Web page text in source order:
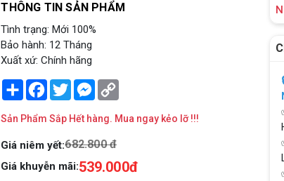
THÔNG TIN SẢN PHẨM
Tình trạng: Mới 100%
Bảo hành: 12 Tháng
Xuất xứ: Chính hãng
ShareFacebook
TwitterMessenger
Sản Phẩm Sắp Hết hàng. Mua ngay kẻo lỡ !!!
Giá niêm yết:682.800 đ
Giá khuyễn mãi:539.000đ